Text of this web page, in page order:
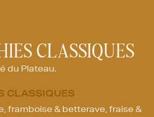
CLASSIQUES
du Plateau.
CLASSIQUES
framboise & betterave, fraise &